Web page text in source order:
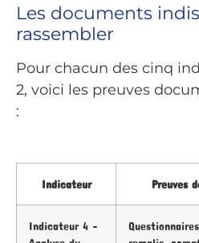
Les documents
rassembler
Pour chacun des cinq
2, voici les preuves
:
Indicateur Preuves
Indicateur 4 –